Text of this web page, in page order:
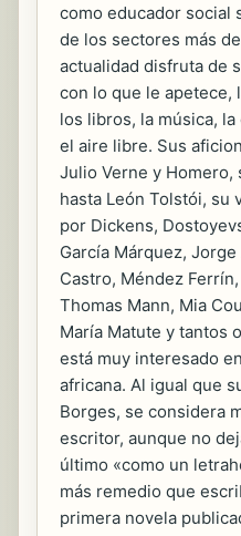
como educador social
de los sectores más
actualidad disfruta de
con lo que le apetece,
los libros, la música,
el aire libre. Sus
Julio Verne y Homero,
hasta León Tolstói, su
por Dickens,
García Márquez,
Castro, Méndez
Thomas Mann, Mia
María Matute y tantos
está muy interesado
africana. Al igual que
Borges, se considera
escritor, aunque no
último «como un
más remedio que
primera novela